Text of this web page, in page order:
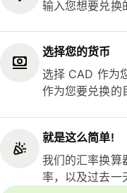
输入您想要兑换
选择您的货币
选择 CAD 作为
作为您要兑换的
就是这么简单!
我们的汇率换算
率，以及过去一